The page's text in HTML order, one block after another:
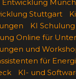
Entwicklung
Stuttgart
KI
Online für
und
für
KI- und